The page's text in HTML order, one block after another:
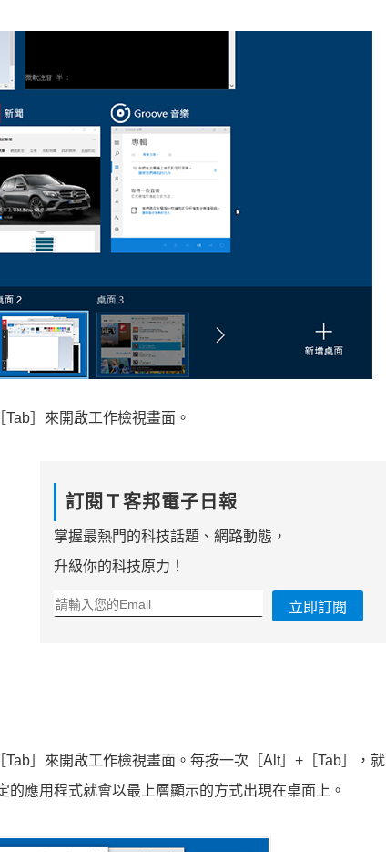
］來開啟工作檢視畫面。
訂閱Ｔ客邦電子日報
掌握最熱門的科技話題、網路動態，
升級你的科技原力！
立即訂閱
］來開啟工作檢視畫面。每按一次［Alt］+［Tab］，
應用程式就會以最上層顯示的方式出現在桌面上。